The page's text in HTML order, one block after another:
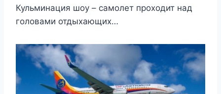
Кульминация шоу – самолет проходит над
головами отдыхающих…